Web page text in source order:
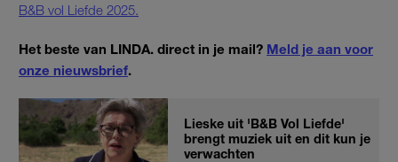
B&B vol Liefde 2025.
Het beste van LINDA. direct in je mail? Meld je aan voor
onze nieuwsbrief.
Lieske uit 'B&B Vol Liefde'
brengt muziek uit en dit kun je
verwachten